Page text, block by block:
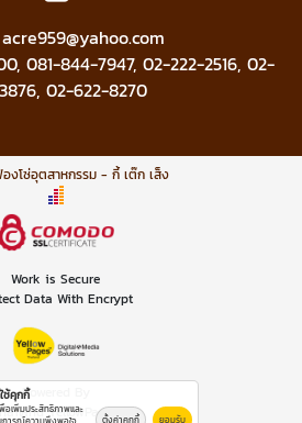
acre959@yahoo.com
, 081-844-7947, 02-222-2516, 02-
, 02-622-8270
องโซ่อุตสาหกรรม - กี้ เต๊ก เส็ง
Work is Secure
Data With Encrypt
Powered By
YellowPages
ช้คุกกี้
พื่อเพิ่มประสิทธิภาพและ
ตั้งค่าคุกกี้ ยอมรับ